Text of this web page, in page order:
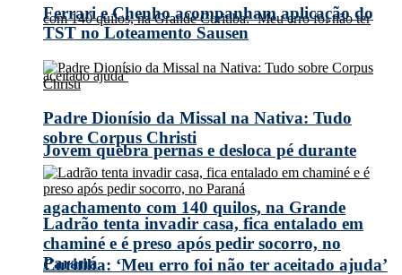
Jovem quebra pernas e desloca pé durante
agachamento com 140 quilos, na Grande
Curitiba: ‘Meu erro foi não ter aceitado ajuda’
Ferrari e Chenho acompanham aplicação do
TST no Loteamento Sausen
Padre Dionísio da Missal na Nativa: Tudo
sobre Corpus Christi
Ladrão tenta invadir casa, fica entalado em
chaminé e é preso após pedir socorro, no
Paraná